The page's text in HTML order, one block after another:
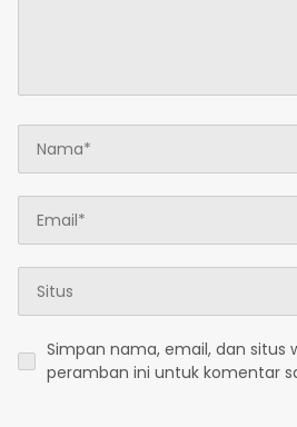
Simpan nama, email, dan situs
peramban ini untuk komentar